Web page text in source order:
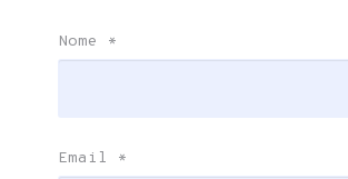
Nome *
Email *